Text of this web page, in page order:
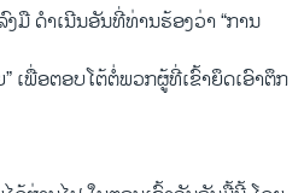
ມື ດຳ​ເນີນອັນ​ທີ່​ທ່ານ​ຮ້ອງ​ວ່າ “ການ​
ເພື່ອ​ຕອບ​ໂຕ້​ຕໍ່ພວກຜູ້​ທີ່​ເຂົ້າ​ຍຶດ​ເອົາ​ຕຶກ​